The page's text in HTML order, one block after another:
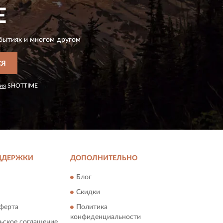
и многом другом
SHOTTIME
ДОПОЛНИТЕЛЬНО
Блог
Скидки
Политика
конфиденциальности